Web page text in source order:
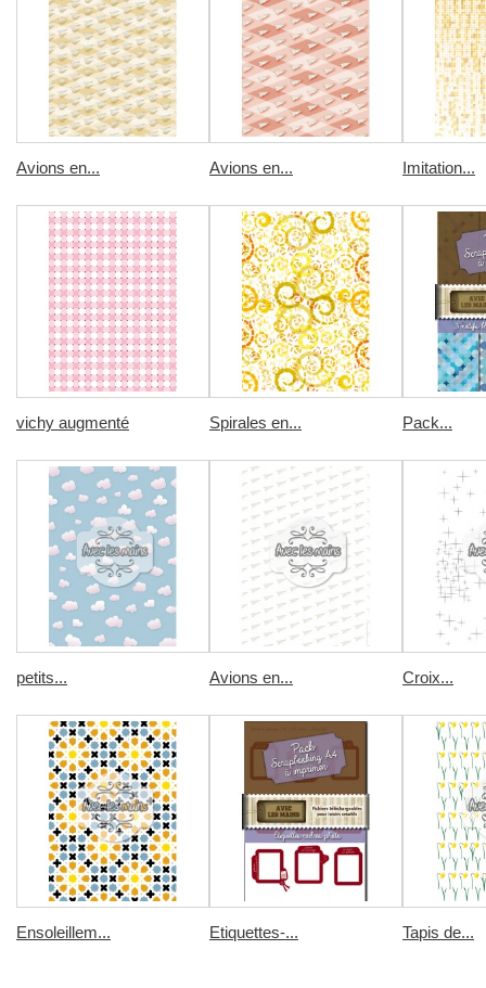
Avions en... Avions en... Imitation...
vichy augmenté Spirales en... Pack...
petits... Avions en... Croix...
Ensoleillem... Etiquettes-... Tapis de...